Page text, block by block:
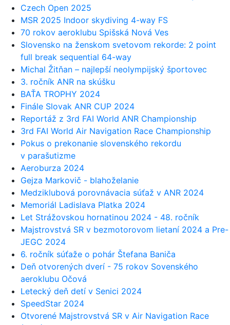
Czech Open 2025
MSR 2025 Indoor skydiving 4-way FS
70 rokov aeroklubu Spišská Nová Ves
Slovensko na ženskom svetovom rekorde: 2 point
full break sequential 64-way
Michal Žitňan – najlepší neolympijský športovec
3. ročník ANR na skúšku
BAŤA TROPHY 2024
Finále Slovak ANR CUP 2024
Reportáž z 3rd FAI World ANR Championship
3rd FAI World Air Navigation Race Championship
Pokus o prekonanie slovenského rekordu
v parašutizme
Aeroburza 2024
Gejza Markovič - blahoželanie
Medziklubová porovnávacia súťaž v ANR 2024
Memoriál Ladislava Platka 2024
Let Strážovskou hornatinou 2024 - 48. ročník
Majstrovstvá SR v bezmotorovom lietaní 2024 a Pre-
JEGC 2024
6. ročník súťaže o pohár Štefana Baniča
Deň otvorených dverí - 75 rokov Sovenského
aeroklubu Očová
Letecký deň detí v Senici 2024
SpeedStar 2024
Otvorené Majstrovstvá SR v Air Navigation Race